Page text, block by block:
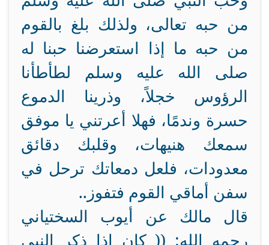
من حبه تعالى، ولذلك بلغ بالقوم
من حبه ما إذا استعرضنا حبنا له
صلى الله عليه وسلم لطأطأنا
الرؤوس خجلاً، وذرينا الدموع
حسرة وندمًا، فهلا أعرتني يا موفق
سمعك هنيهات، وقلبك دقائق
معدودات، فلعل دمعاتك ترحل في
سفن أماقي القوم فتفوز..
قال مالك عن أيوب السختياني
رحمه الله: (( كان إذا ذكر النبي